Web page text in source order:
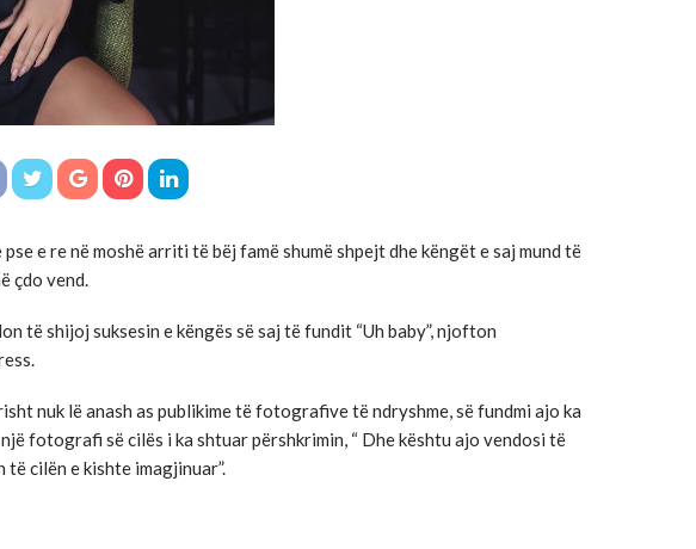
pse e re në moshë arriti të bëj famë shumë shpejt dhe këngët e saj mund të
çdo vend.
të shijoj suksesin e këngës së saj të fundit “Uh baby”, njofton
nuk lë anash as publikime të fotografive të ndryshme, së fundmi ajo ka
fotografi së cilës i ka shtuar përshkrimin, “ Dhe kështu ajo vendosi të
të cilën e kishte imagjinuar”.